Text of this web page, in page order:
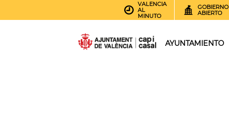
VALENCIA
AL
MINUTO
GOBIERNO
ABIERTO
AYUNTAMIENTO